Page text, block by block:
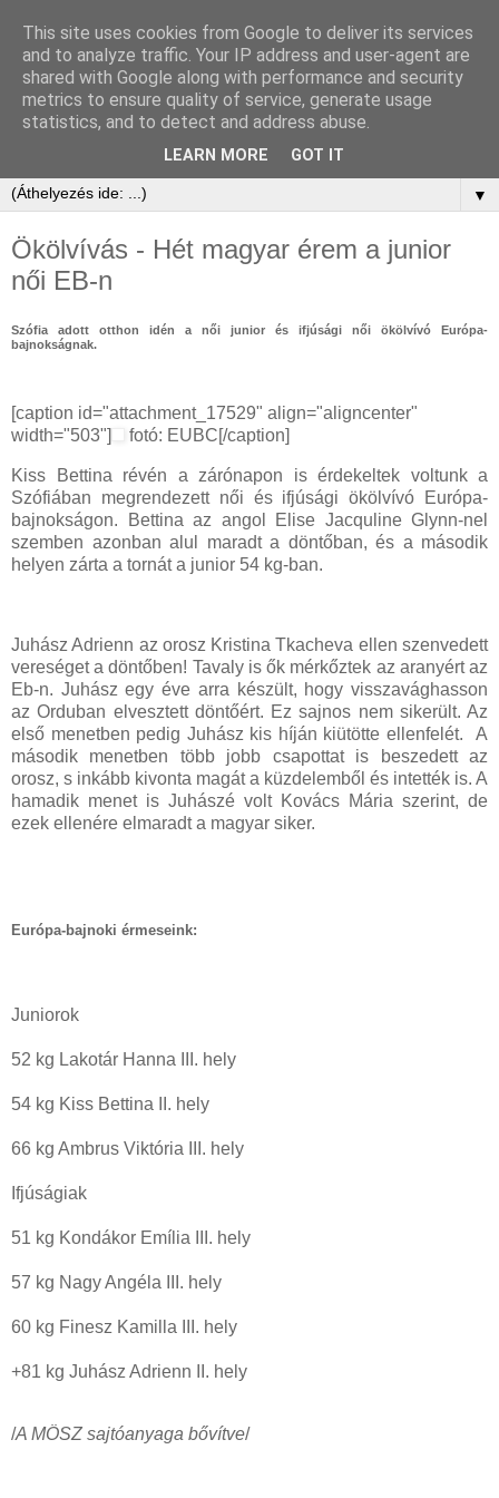
▼
Ökölvívás - Hét magyar érem a junior
női EB-n
Szófia adott otthon idén a női junior és ifjúsági női ökölvívó Európa-
bajnokságnak.
[caption id="attachment_17529" align="aligncenter"
width="503"]
fotó: EUBC[/caption]
Kiss Bettina révén a zárónapon is érdekeltek voltunk a
Szófiában megrendezett női és ifjúsági ökölvívó Európa-
bajnokságon. Bettina az angol Elise Jacquline Glynn-nel
szemben azonban alul maradt a döntőban, és a második
helyen zárta a tornát a junior 54 kg-ban.
Juhász Adrienn az orosz Kristina Tkacheva ellen szenvedett
vereséget a döntőben! Tavaly is ők mérkőztek az aranyért az
Eb-n. Juhász egy éve arra készült, hogy visszavághasson
az Orduban elvesztett döntőért. Ez sajnos nem sikerült. Az
első menetben pedig Juhász kis híján kiütötte ellenfelét. A
második menetben több jobb csapottat is beszedett az
orosz, s inkább kivonta magát a küzdelemből és intették is. A
hamadik menet is Juhászé volt Kovács Mária szerint, de
ezek ellenére elmaradt a magyar siker.
Európa-bajnoki érmeseink:
Juniorok
52 kg Lakotár Hanna III. hely
54 kg Kiss Bettina II. hely
66 kg Ambrus Viktória III. hely
Ifjúságiak
51 kg Kondákor Emília III. hely
57 kg Nagy Angéla III. hely
60 kg Finesz Kamilla III. hely
+81 kg Juhász Adrienn II. hely
/A MÖSZ sajtóanyaga bővítve/
This site uses cookies from Google to deliver its services
and to analyze traffic. Your IP address and user-agent are
shared with Google along with performance and security
metrics to ensure quality of service, generate usage
statistics, and to detect and address abuse.
LEARN MORE GOT IT